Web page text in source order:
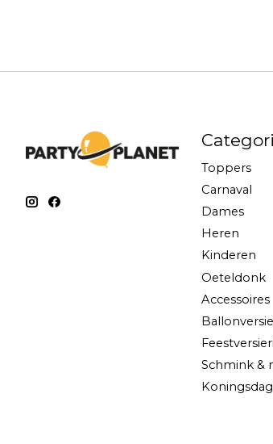
Toppers
Carnaval
Dames
Heren
Kinderen
Oeteldonk
Accessoires
Schmink &
Koningsdag